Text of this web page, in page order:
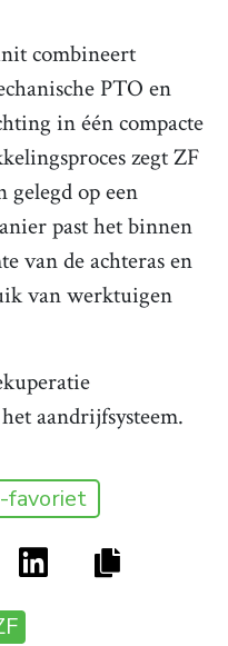
combineert
PTO en
in één compacte
zegt ZF
gelegd op een
past het binnen
van de achteras en
van werktuigen
aandrijfsysteem.
favoriet